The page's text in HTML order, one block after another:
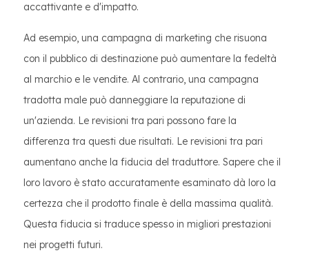
accattivante e d'impatto.
Ad esempio, una campagna di marketing che risuona
con il pubblico di destinazione può aumentare la fedeltà
al marchio e le vendite. Al contrario, una campagna
tradotta male può danneggiare la reputazione di
un'azienda. Le revisioni tra pari possono fare la
differenza tra questi due risultati. Le revisioni tra pari
aumentano anche la fiducia del traduttore. Sapere che il
loro lavoro è stato accuratamente esaminato dà loro la
certezza che il prodotto finale è della massima qualità.
Questa fiducia si traduce spesso in migliori prestazioni
nei progetti futuri.